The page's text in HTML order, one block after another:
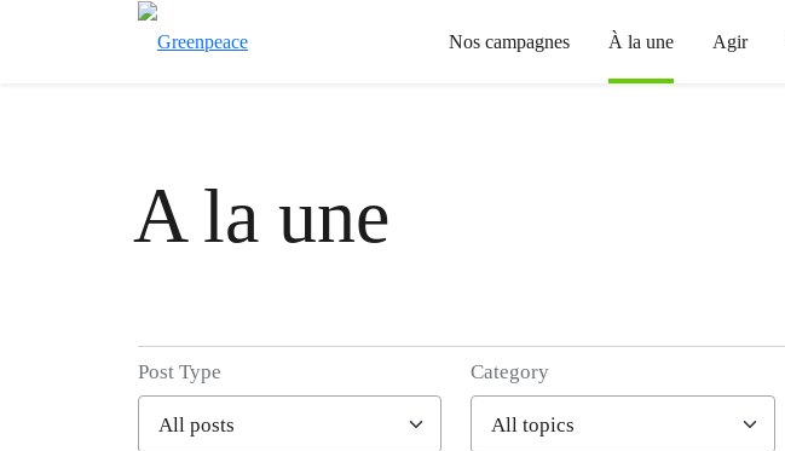
Nos campagnes À la une Agir
A la une
Post Type Category